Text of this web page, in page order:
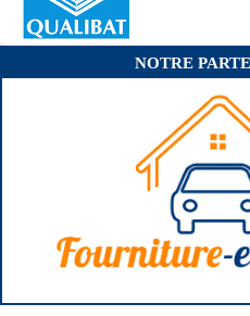
- Entreprise de rénovation immobilière à
- Entreprise de rénovation immobilière à
- Entreprise de rénovation immobilière à
- Entreprise de rénovation immobilière à
- Entreprise de rénovation immobilière à
- Entreprise de rénovation immobilière à
- Entreprise de rénovation immobilière à La
- Entreprise de rénovation immobilière à
- Entreprise de rénovation immobilière à
- Entreprise de rénovation immobilière à
- Entreprise de rénovation immobilière à
- Entreprise de rénovation immobilière à
- Entreprise de rénovation immobilière à
- Entreprise de rénovation immobilière à
- Entreprise de rénovation immobilière à
NOTRE